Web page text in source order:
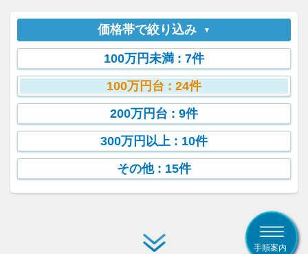
価格帯で絞り込み
100万円未満 : 7件
100万円台 : 24件
200万円台 : 9件
300万円以上 : 10件
その他 : 15件
手順案内